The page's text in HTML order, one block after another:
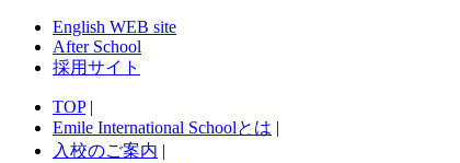
English WEB site
After School
採用サイト
TOP|
Emile International Schoolとは |
入校のご案内 |